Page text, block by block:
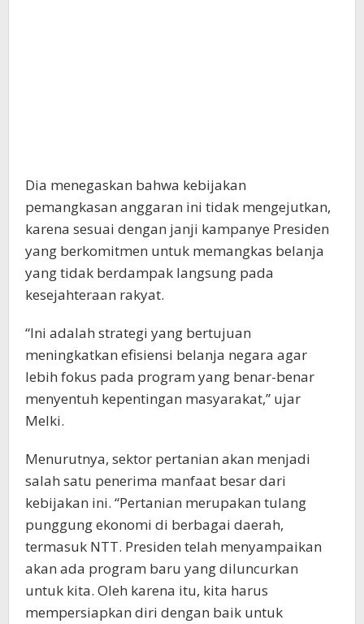
Dia menegaskan bahwa kebijakan
pemangkasan anggaran ini tidak mengejutkan,
karena sesuai dengan janji kampanye Presiden
yang berkomitmen untuk memangkas belanja
yang tidak berdampak langsung pada
kesejahteraan rakyat.
“Ini adalah strategi yang bertujuan
meningkatkan efisiensi belanja negara agar
lebih fokus pada program yang benar-benar
menyentuh kepentingan masyarakat,” ujar
Melki.
Menurutnya, sektor pertanian akan menjadi
salah satu penerima manfaat besar dari
kebijakan ini. “Pertanian merupakan tulang
punggung ekonomi di berbagai daerah,
termasuk NTT. Presiden telah menyampaikan
akan ada program baru yang diluncurkan
untuk kita. Oleh karena itu, kita harus
mempersiapkan diri dengan baik untuk